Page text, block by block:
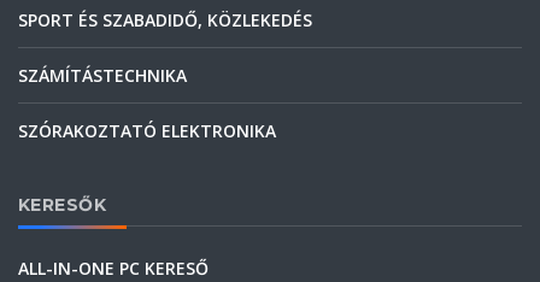
SPORT ÉS SZABADIDŐ, KÖZLEKEDÉS
SZÁMÍTÁSTECHNIKA
SZÓRAKOZTATÓ ELEKTRONIKA
KERESŐK
ALL-IN-ONE PC KERESŐ